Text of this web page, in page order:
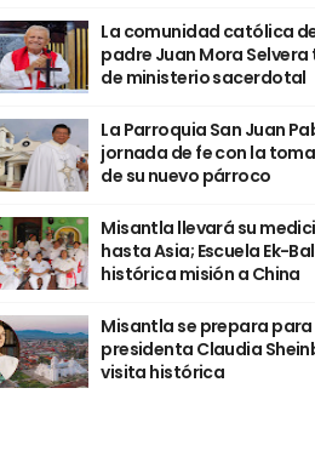
La comunidad católica
padre Juan Mora Selvera
de ministerio sacerdotal
La Parroquia San Juan
jornada de fe con la
de su nuevo párroco
Misantla llevará su
hasta Asia; Escuela Ek-
histórica misión a China
Misantla se prepara
presidenta Claudia
visita histórica